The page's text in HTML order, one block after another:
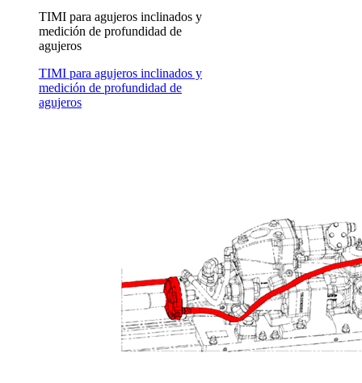
TIMI para agujeros inclinados y
medición de profundidad de
agujeros
TIMI para agujeros inclinados y
medición de profundidad de
agujeros